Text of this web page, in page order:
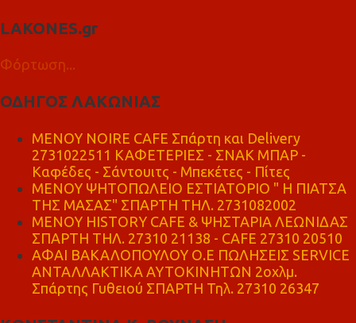
LAKONES.gr
Φόρτωση...
ΟΔΗΓΟΣ ΛΑΚΩΝΙΑΣ
MENOY NOIRE CAFE Σπάρτη και Delivery
2731022511 ΚΑΦΕΤΕΡΙΕΣ - ΣΝΑΚ ΜΠΑΡ -
Καφέδες - Σάντουιτς - Μπεκέτες - Πίτες
ΜΕΝΟΥ ΨΗΤΟΠΩΛΕΙΟ ΕΣΤΙΑΤΟΡΙΟ " Η ΠΙΑΤΣΑ
ΤΗΣ ΜΑΣΑΣ" ΣΠΑΡΤΗ ΤΗΛ. 2731082002
ΜΕΝΟΥ HISTORY CAFE & ΨΗΣΤΑΡΙΑ ΛΕΩΝΙΔΑΣ
ΣΠΑΡΤΗ ΤΗΛ. 27310 21138 - CAFE 27310 20510
ΑΦΑΙ ΒΑΚΑΛΟΠΟΥΛΟΥ Ο.Ε ΠΩΛΗΣΕΙΣ SERVICE
ΑΝΤΑΛΛΑΚΤΙΚΑ ΑΥΤΟΚΙΝΗΤΩΝ 2οχλμ.
Σπάρτης Γυθειού ΣΠΑΡΤΗ Τηλ. 27310 26347